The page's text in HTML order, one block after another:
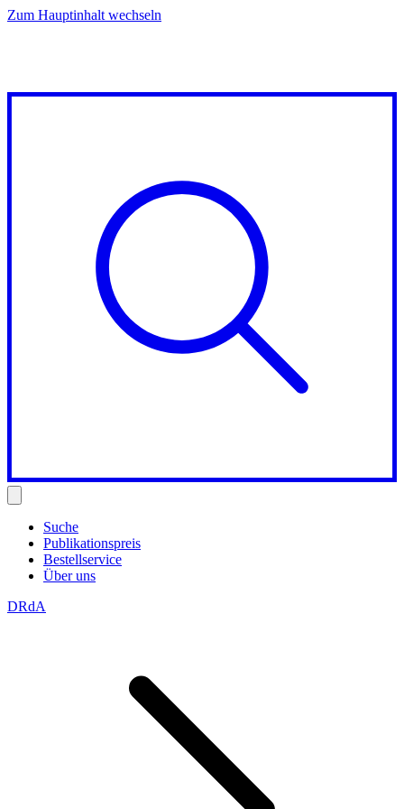
Zum Hauptinhalt wechseln
Suche
Publikationspreis
Bestellservice
Über uns
DRdA